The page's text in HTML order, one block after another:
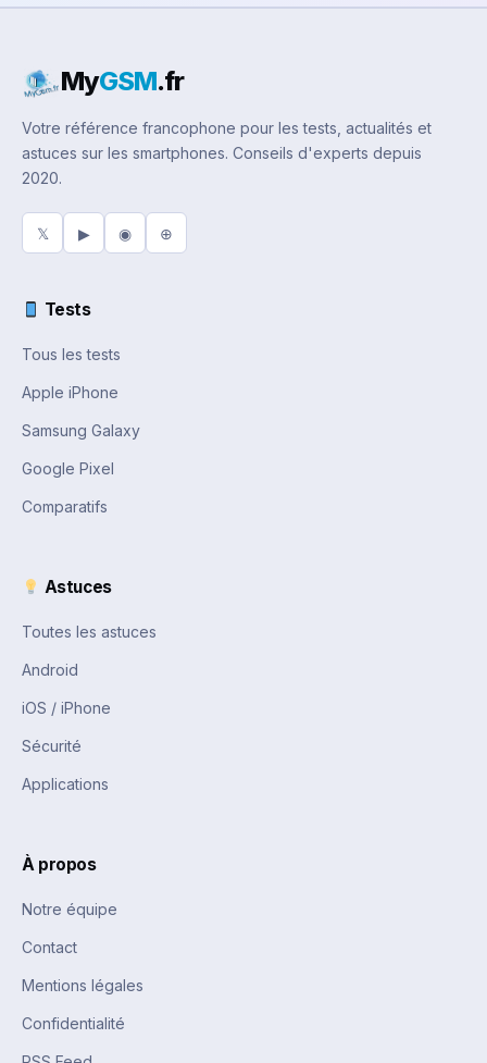
MyGSM.fr
Votre référence francophone pour les tests, actualités et
astuces sur les smartphones. Conseils d'experts depuis
2020.
𝕏 ▶ ◉ ⊕
Tests
Tous les tests
Apple iPhone
Samsung Galaxy
Google Pixel
Comparatifs
Astuces
Toutes les astuces
Android
iOS / iPhone
Sécurité
Applications
À propos
Notre équipe
Contact
Mentions légales
Confidentialité